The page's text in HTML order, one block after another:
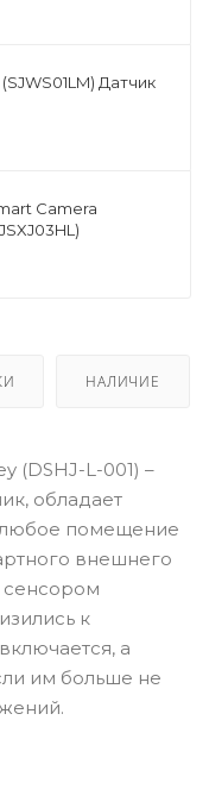
Датчик
Camera
НАЛИЧИЕ
(DSHJ-L-001) –
обладает
любое помещение
внешнего
сенсором
к
а
им больше не